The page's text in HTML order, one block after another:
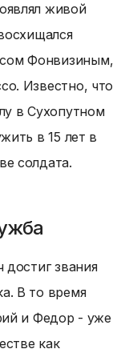
живой
Фонвизиным,
Известно, что
в Сухопутном
в 15 лет в
солдата.
достиг звания
В то время
и Федор - уже
как